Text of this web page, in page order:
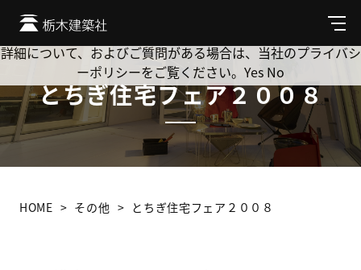
メ
ニ
ュ
とちぎ住宅フェア２００８
HOME その他 とちぎ住宅フェア２００８
Cookie を使用して、お客様の活動を追跡してもよろしいです
か? 当社ではお客様のプライバシーを極めて重視しています。
詳細について、およびご質問がある場合は、当社のプライバシ
ーポリシーをご覧ください。 Yes No